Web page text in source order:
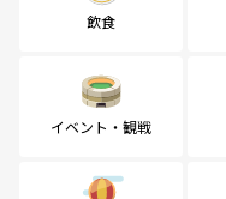
飲食
イベント・観戦